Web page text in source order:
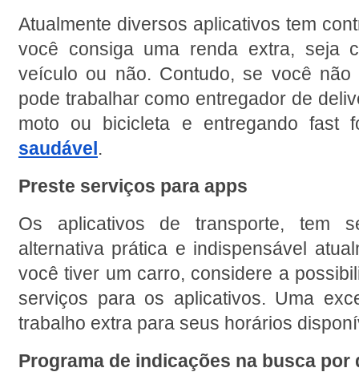
Atualmente diversos aplicativos tem
você consiga uma renda extra, seja
veículo ou não. Contudo, se você não
pode trabalhar como entregador de
moto ou bicicleta e entregando fast
saudável.
Preste serviços para apps
Os aplicativos de transporte, tem
alternativa prática e indispensável
você tiver um carro, considere a
serviços para os aplicativos. Uma
trabalho extra para seus horários
Programa de indicações na busca por